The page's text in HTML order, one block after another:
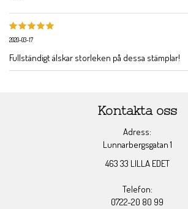
2020-03-17
Fullständigt älskar storleken på dessa stämplar!
Kontakta oss
Adress:
Lunnarbergsgatan 1
463 33 LILLA EDET
Telefon:
0722-20 80 99